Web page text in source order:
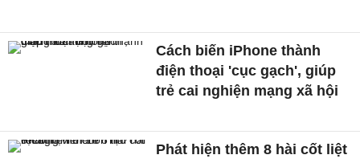
Cách biến iPhone thành
điện thoại 'cục gạch', giúp
trẻ cai nghiện mạng xã hội
Phát hiện thêm 8 hài cốt liệt